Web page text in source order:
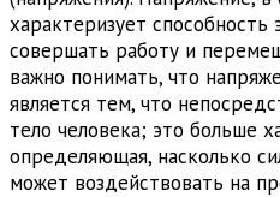
характеризует способность
совершать работу и
важно понимать, что
является тем, что
тело человека; это больше
определяющая, насколько
может воздействовать на